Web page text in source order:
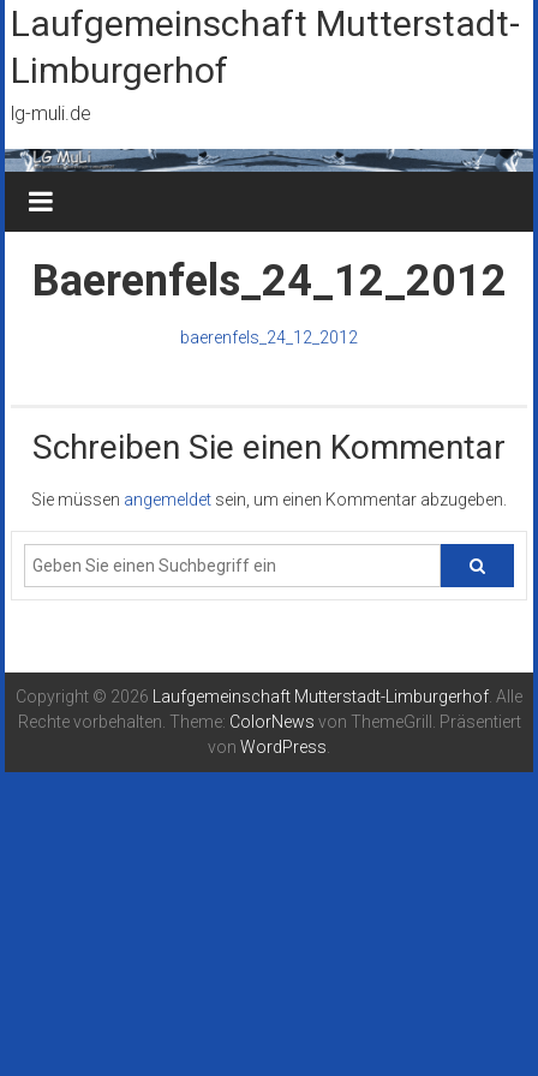
Zum
Inhalt
springen
Laufgemeinschaft Mutterstadt-
Limburgerhof
lg-muli.de
Baerenfels_24_12_2012
baerenfels_24_12_2012
Schreiben Sie einen Kommentar
Sie müssen angemeldet sein, um einen Kommentar abzugeben.
Copyright © 2026 Laufgemeinschaft Mutterstadt-Limburgerhof . Alle
Rechte vorbehalten. Theme: ColorNews von ThemeGrill. Präsentiert
von WordPress